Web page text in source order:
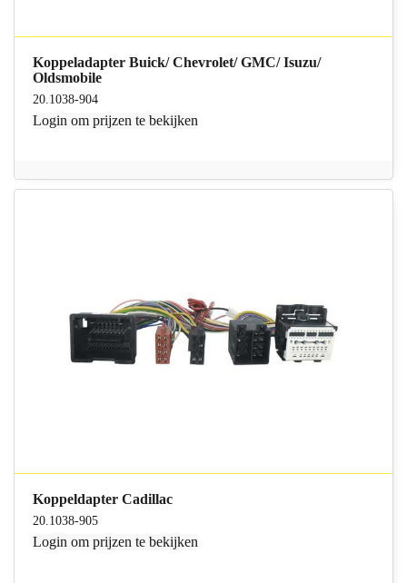
Koppeladapter Buick/ Chevrolet/ GMC/ Isuzu/
Oldsmobile
20.1038-904
Login om prijzen te bekijken
Koppeldapter Cadillac
20.1038-905
Login om prijzen te bekijken